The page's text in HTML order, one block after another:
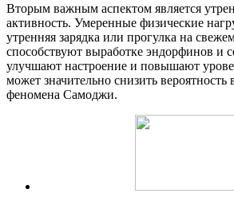
Вторым важным аспектом является
активность. Умеренные физические
утренняя зарядка или прогулка на
способствуют выработке эндорфинов и
улучшают настроение и повышают
может значительно снизить вероятность
феномена Самоджи.